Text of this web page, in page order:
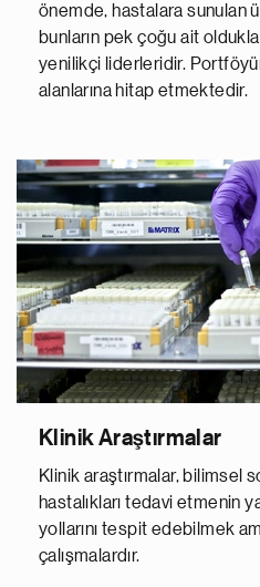
önemde, hastalara sunulan
bunların pek çoğu ait
yenilikçi liderleridir. Portföyümüz farklı tedavi
alanlarına hitap etmektedir.
Klinik Araştırmalar
Klinik araştırmalar, bilimsel
hastalıkları tedavi etmenin
yollarını tespit edebilmek
çalışmalardır.